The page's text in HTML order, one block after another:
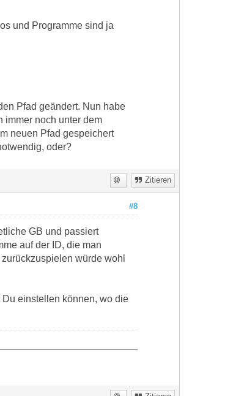
und Programme sind ja
Pfad geändert. Nun habe
immer noch unter dem
neuen Pfad gespeichert
oder?
Zitieren
#8
GB und passiert
auf der ID, die man
würde wohl
einstellen können, wo die